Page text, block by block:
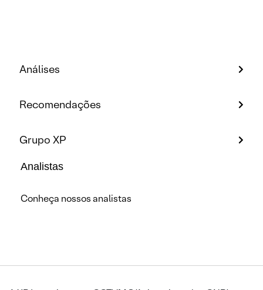
Análises
Recomendações
Grupo XP
Analistas
Conheça nossos analistas